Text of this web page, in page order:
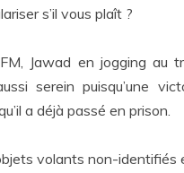
s’il vous plaît ?
Jawad en jogging au
serein puisqu’une
a déjà passé en prison.
volants non-identifiés